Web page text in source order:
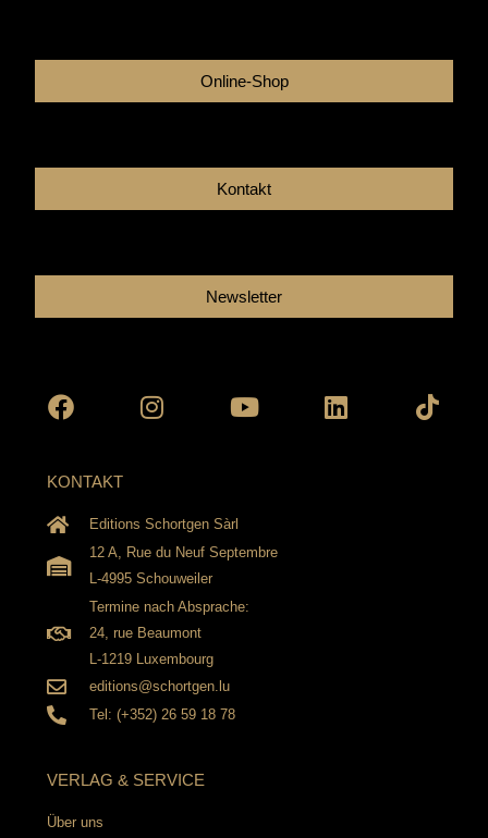
Online-Shop
Kontakt
Newsletter
KONTAKT
Editions Schortgen Sàrl
12 A, Rue du Neuf Septembre
L-4995 Schouweiler
Termine nach Absprache:
24, rue Beaumont
L-1219 Luxembourg
editions@schortgen.lu
Tel: (+352) 26 59 18 78
VERLAG & SERVICE
Über uns